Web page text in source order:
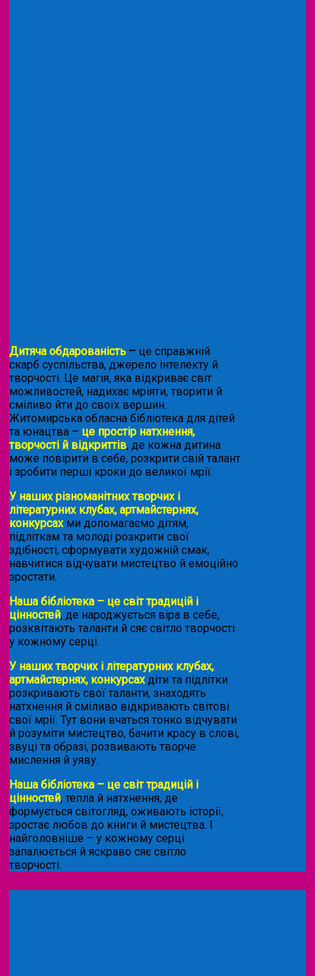
Дитяча обдарованість – це справжній
скарб суспільства, джерело інтелекту й
творчості. Це магія, яка відкриває світ
можливостей, надихає мріяти, творити й
сміливо йти до своїх вершин.
Житомирська обласна бібліотека для дітей
та юнацтва – це простір натхнення,
творчості й відкриттів, де кожна дитина
може повірити в себе, розкрити свій талант
і зробити перші кроки до великої мрії.
У наших різноманітних творчих і
літературних клубах, артмайстернях,
конкурсахми допомагаємо дітям,
підліткам та молоді розкрити свої
здібності, сформувати художній смак,
навчитися відчувати мистецтво й емоційно
зростати.
Наша бібліотека – це світ традицій і
цінностей, де народжується віра в себе,
розквітають таланти й сяє світло творчості
у кожному серці.
У наших творчих і літературних клубах,
артмайстернях, конкурсахдіти та підлітки
розкривають свої таланти, знаходять
натхнення й сміливо відкривають світові
свої мрії. Тут вони вчаться тонко відчувати
й розуміти мистецтво, бачити красу в слові,
звуці та образі, розвивають творче
мислення й уяву.
Наша бібліотека – це світ традицій і
цінностей, тепла й натхнення, де
формується світогляд, оживають історії,
зростає любов до книги й мистецтва. І
найголовніше – у кожному серці
запалюється й яскраво сяє світло
творчості.